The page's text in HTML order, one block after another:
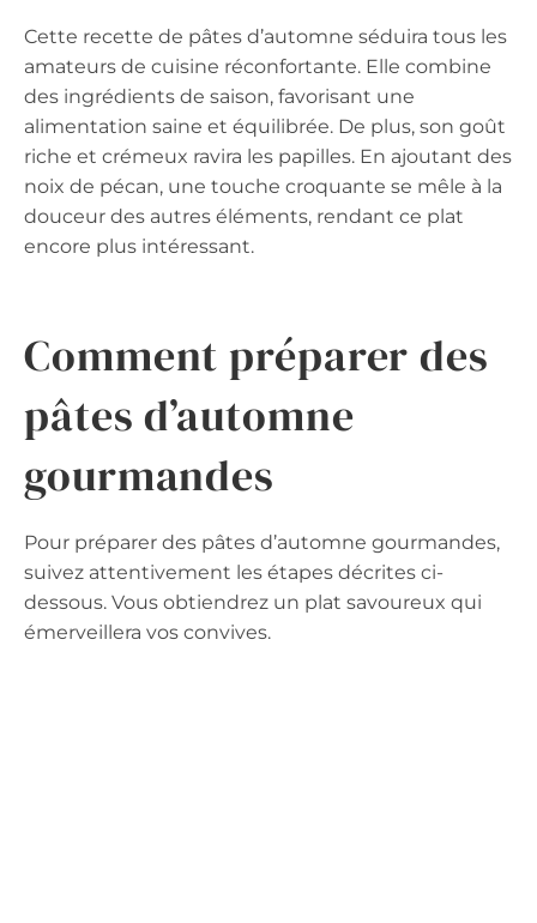
Cette recette de pâtes d’automne séduira tous les
amateurs de cuisine réconfortante. Elle combine
des ingrédients de saison, favorisant une
alimentation saine et équilibrée. De plus, son goût
riche et crémeux ravira les papilles. En ajoutant des
noix de pécan, une touche croquante se mêle à la
douceur des autres éléments, rendant ce plat
encore plus intéressant.
Comment préparer des
pâtes d’automne
gourmandes
Pour préparer des pâtes d’automne gourmandes,
suivez attentivement les étapes décrites ci-
dessous. Vous obtiendrez un plat savoureux qui
émerveillera vos convives.